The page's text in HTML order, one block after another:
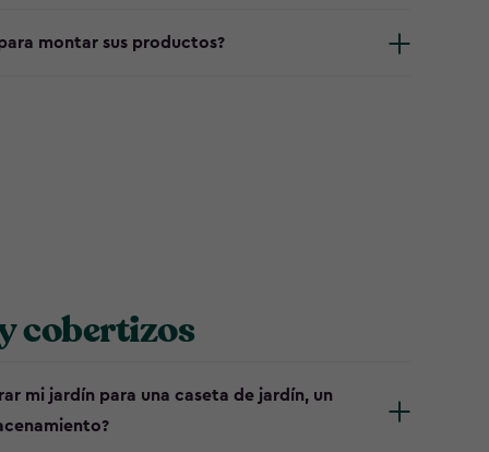
montar sus productos?
cobertizos
mi jardín para una caseta de jardín, un